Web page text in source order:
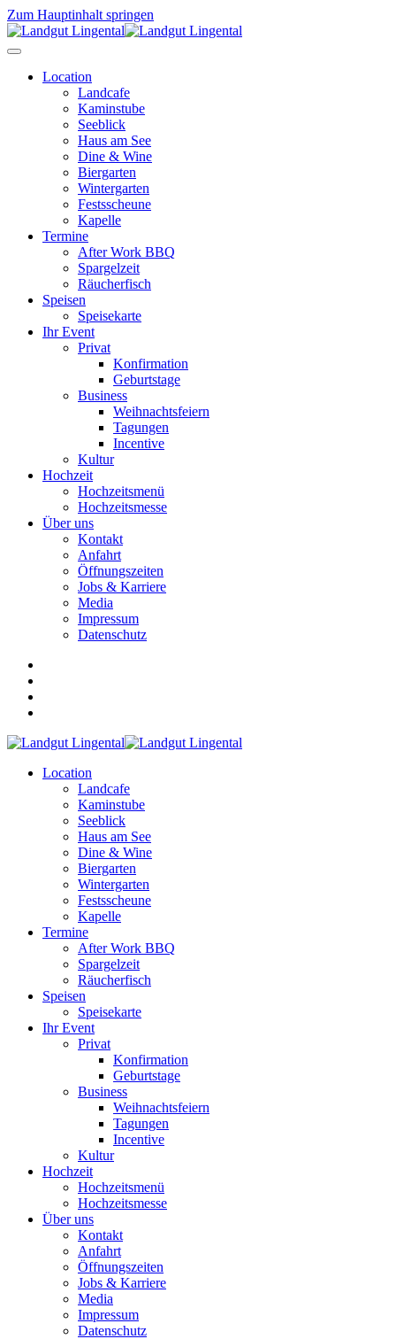
Zum Hauptinhalt springen
Location
Landcafe
Kaminstube
Seeblick
Haus am See
Dine & Wine
Biergarten
Wintergarten
Festsscheune
Kapelle
Termine
After Work BBQ
Spargelzeit
Räucherfisch
Speisen
Speisekarte
Ihr Event
Privat
Konfirmation
Geburtstage
Business
Weihnachtsfeiern
Tagungen
Incentive
Kultur
Hochzeit
Hochzeitsmenü
Hochzeitsmesse
Über uns
Kontakt
Anfahrt
Öffnungszeiten
Jobs & Karriere
Media
Impressum
Datenschutz
Location
Landcafe
Kaminstube
Seeblick
Haus am See
Dine & Wine
Biergarten
Wintergarten
Festsscheune
Kapelle
Termine
After Work BBQ
Spargelzeit
Räucherfisch
Speisen
Speisekarte
Ihr Event
Privat
Konfirmation
Geburtstage
Business
Weihnachtsfeiern
Tagungen
Incentive
Kultur
Hochzeit
Hochzeitsmenü
Hochzeitsmesse
Über uns
Kontakt
Anfahrt
Öffnungszeiten
Jobs & Karriere
Media
Impressum
Datenschutz